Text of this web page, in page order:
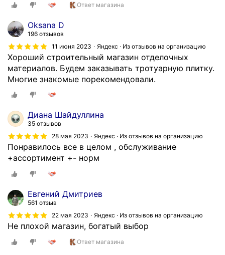
н
ы
й
с
е
а
г
а
Ответ магазина
Oksana D
196 отзывов
11 июня 2023
Яндекс · Из отзывов на организацию
Хороший строительный магазин отделочных
материалов. Будем заказывать тротуарную плитку.
Многие знакомые порекомендовали.
Диана Шайдуллина
35 отзывов
28 мая 2023
Яндекс · Из отзывов на организацию
Понравилось все в целом , обслуживание
+ассортимент +- норм
Евгений Дмитриев
561 отзыв
22 мая 2023
Яндекс · Из отзывов на организацию
Не плохой магазин, богатый выбор
Ответ магазина